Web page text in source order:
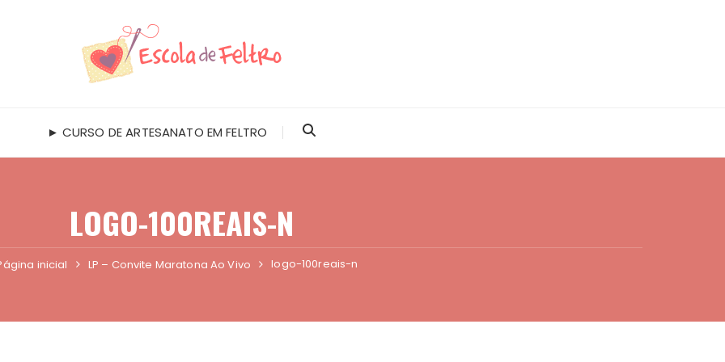
► CURSO DE ARTESANATO EM FELTRO
LOGO-100REAIS-N
inicial LP – Convite Maratona Ao Vivo logo-100reais-n